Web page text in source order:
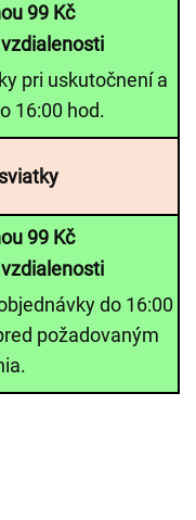
99 Kč
pri uskutočnení a
16:00 hod.
99 Kč
do 16:00
požadovaným